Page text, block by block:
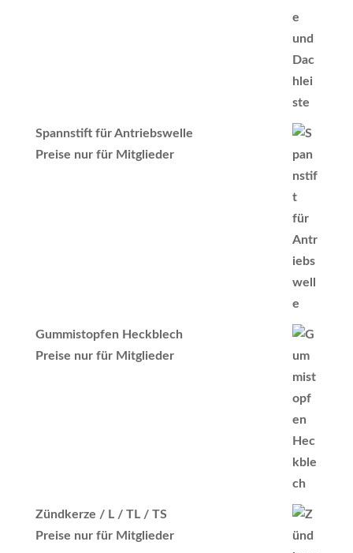
Spannstift für Antriebswelle
Preise nur für Mitglieder
Gummistopfen Heckblech
Preise nur für Mitglieder
Zündkerze / L / TL / TS
Preise nur für Mitglieder